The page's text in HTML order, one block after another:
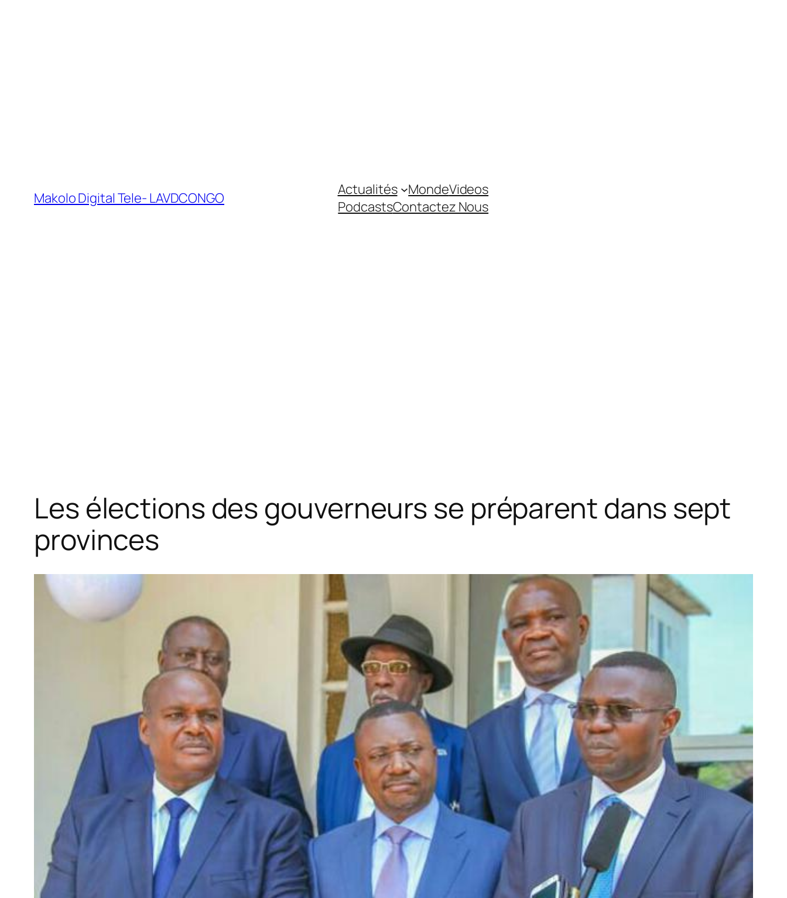
Makolo Digital Tele- LAVDCONGO Actualités MondeVideos
PodcastsContactez Nous
Les élections des gouverneurs se préparent dans sept
provinces